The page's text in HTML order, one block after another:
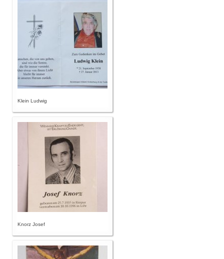
Klein Ludwig
Knorz Josef